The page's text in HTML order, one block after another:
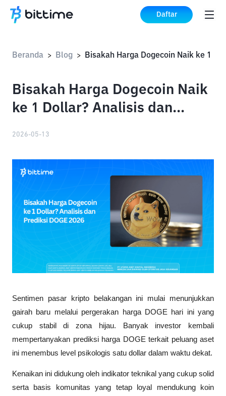
Daftar
Beranda > Blog >
Bisakah Harga Dogecoin Naik
ke 1 Dollar? Analisis dan
2026-05-13
Sentimen pasar kripto belakangan ini mulai menunjukkan
gairah baru melalui pergerakan harga DOGE hari ini yang
cukup stabil di zona hijau. Banyak investor kembali
mempertanyakan prediksi harga DOGE terkait peluang aset
ini menembus level psikologis satu dollar dalam waktu dekat.
Kenaikan ini didukung oleh indikator teknikal yang cukup solid
serta basis komunitas yang tetap loyal mendukung koin